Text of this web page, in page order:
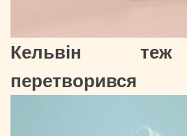
Кельвін
перетворився